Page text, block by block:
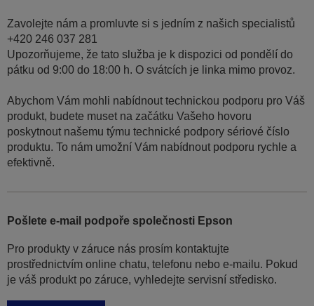
Zavolejte nám a promluvte si s jedním z našich specialistů
+420 246 037 281
Upozorňujeme, že tato služba je k dispozici od pondělí do
pátku od 9:00 do 18:00 h. O svátcích je linka mimo provoz.
Abychom Vám mohli nabídnout technickou podporu pro Váš
produkt, budete muset na začátku Vašeho hovoru
poskytnout našemu týmu technické podpory sériové číslo
produktu. To nám umožní Vám nabídnout podporu rychle a
efektivně.
Pošlete e-mail podpoře společnosti Epson
Pro produkty v záruce nás prosím kontaktujte
prostřednictvím online chatu, telefonu nebo e-mailu. Pokud
je váš produkt po záruce, vyhledejte servisní středisko.